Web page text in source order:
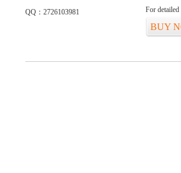
QQ：2726103981
For detailed
BUY